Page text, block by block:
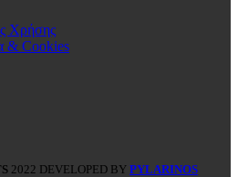
Χρήσης
& Cookies
2022 DEVELOPED BY PYLARINOS